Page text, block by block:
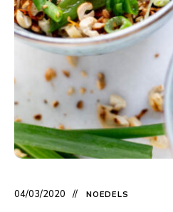
04/03/2020 NOEDELS